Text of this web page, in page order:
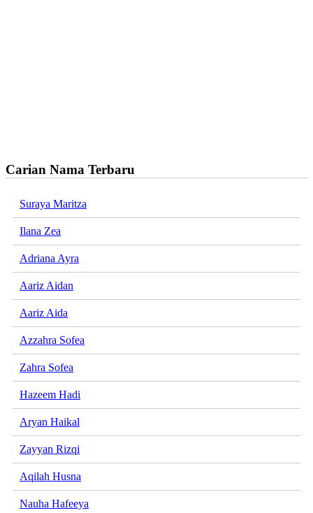
Carian Nama Terbaru
Suraya Maritza
Ilana Zea
Adriana Ayra
Aariz Aidan
Aariz Aida
Azzahra Sofea
Zahra Sofea
Hazeem Hadi
Aryan Haikal
Zayyan Rizqi
Aqilah Husna
Nauha Hafeeya